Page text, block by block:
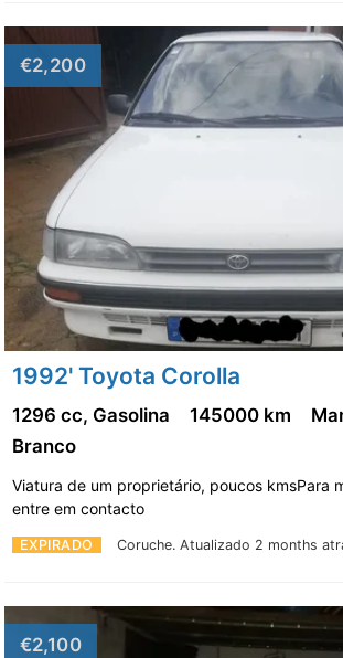
€2,200
1992' Toyota Corolla
EXPIRADO Coruche. Atualizado 2 months
1296 cc, Gasolina 145000 km
Branco
Viatura de um proprietário, poucos kmsPara
entre em contacto
€2,100